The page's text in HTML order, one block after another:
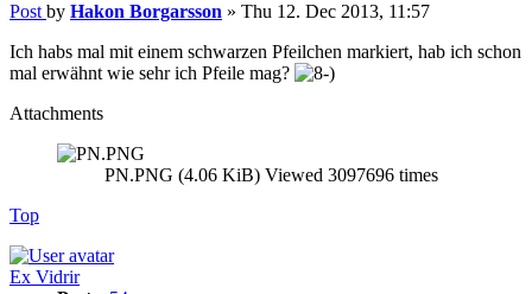
Post by Hakon Borgarsson » Thu 12. Dec 2013, 11:57
Ich habs mal mit einem schwarzen Pfeilchen markiert, hab ich schon
mal erwähnt wie sehr ich Pfeile mag?
Attachments
PN.PNG (4.06 KiB) Viewed 3097696 times
Top
Ex Vidrir